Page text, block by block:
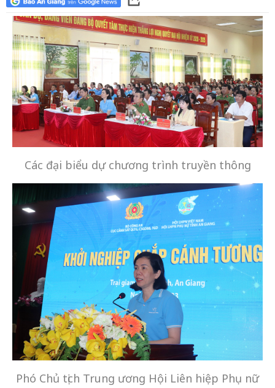
Các đại biểu dự chương trình truyền thông
Phó Chủ tịch Trung ương Hội Liên hiệp Phụ nữ